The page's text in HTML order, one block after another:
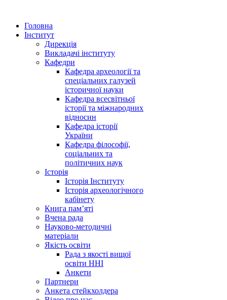
Головна
Інститут
Дирекція
Викладачі інституту
Кафедри
Кафедра археології та
спеціальних галузей
історичної науки
Кафедра всесвітньої
історії та міжнародних
відносин
Кафедра історії
України
Кафедра філософії,
соціальних та
політичних наук
Історія
Історія Інституту
Історія археологічного
кабінету
Книга памʼяті
Вчена рада
Науково-методичні
матеріали
Якість освіти
Рада з якості вищої
освіти ННІ
Анкети
Партнери
Анкета стейкхолдера